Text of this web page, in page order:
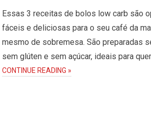
Essas 3 receitas de bolos low carb são
fáceis e deliciosas para o seu café da
mesmo de sobremesa. São preparadas
sem glúten e sem açúcar, ideais para
CONTINUE READING »